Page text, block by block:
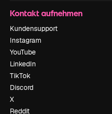
Kontakt aufnehmen
Kundensupport
Instagram
YouTube
LinkedIn
TikTok
Discord
X
Reddit